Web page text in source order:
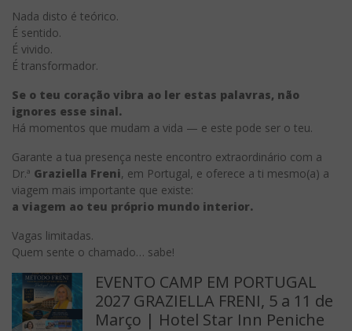
Nada disto é teórico.
É sentido.
É vivido.
É transformador.
Se o teu coração vibra ao ler estas palavras, não
ignores esse sinal.
Há momentos que mudam a vida — e este pode ser o teu.
Garante a tua presença neste encontro extraordinário com a
Dr.ª Graziella Freni, em Portugal, e oferece a ti mesmo(a) a
viagem mais importante que existe:
a viagem ao teu próprio mundo interior.
Vagas limitadas.
Quem sente o chamado… sabe!
EVENTO CAMP EM PORTUGAL
2027 GRAZIELLA FRENI, 5 a 11 de
Março | Hotel Star Inn Peniche